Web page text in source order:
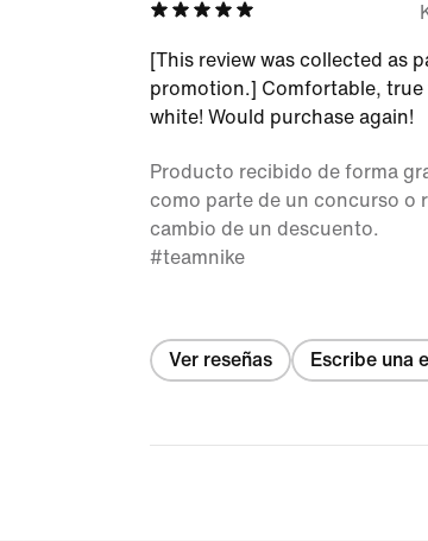
[This review was collected as
promotion.] Comfortable, true
white! Would purchase again!
Producto recibido de forma
como parte de un concurso o
cambio de un descuento.
#teamnike
Ver reseñas Escribe una